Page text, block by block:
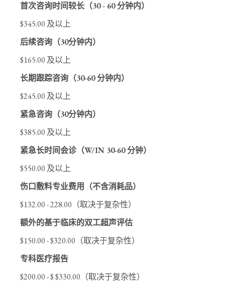
首次咨询时间较长（30 - 60 分钟内）
$345.00 及以上
后续咨询（30分钟内）
$165.00 及以上
长期跟踪咨询（30-60 分钟内）
$245.00 及以上
紧急咨询（30分钟内）
$385.00 及以上
紧急长时间会诊（W/IN 30-60 分钟）
$550.00 及以上
伤口敷料专业费用（不含消耗品）
$132.00 - 228.00（取决于复杂性）
额外的基于临床的双工超声评估
$150.00 - $320.00（取决于复杂性）
专科医疗报告
$200.00 - $ $330.00（取决于复杂性）